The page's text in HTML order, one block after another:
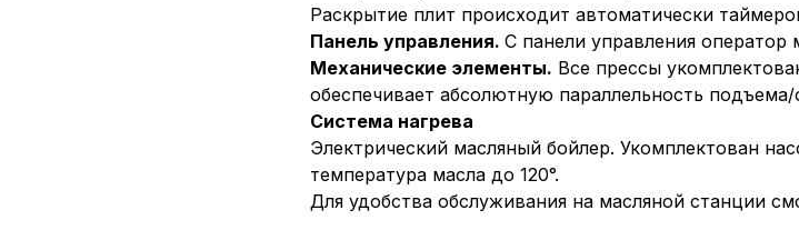
Раскрытие плит происходит автоматически
Панель управления. С панели управления
Механические элементы. Все прессы
обеспечивает абсолютную параллельность
Система нагрева
Электрический масляный бойлер. Укомплектован
температура масла до 120°.
Для удобства обслуживания на масляной станции